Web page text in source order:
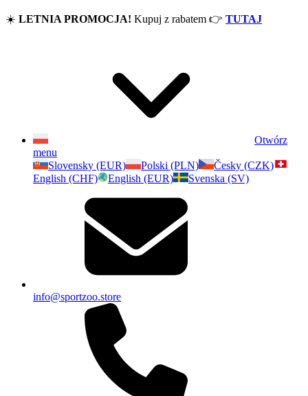
☀️ LETNIA PROMOCJA! Kupuj z rabatem 👉 TUTAJ
Otwórz
menu
Slovensky (EUR)
Polski (PLN)
Česky (CZK)
English (CHF)
English (EUR) Svenska (SV)
info@sportzoo.store